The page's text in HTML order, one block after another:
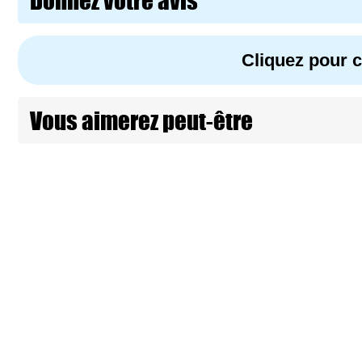
Cliquez pour
Vous aimerez peut-être